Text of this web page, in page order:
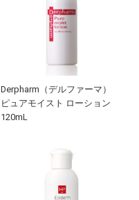
Derpharm（デルファーマ）
ピュアモイスト ローション
120mL